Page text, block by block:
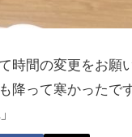
時間の変更をお願
降って寒かったで